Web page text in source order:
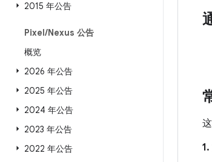
2015 年公告
Pixel/Nexus 公告
概览
2026 年公告
2025 年公告
2024 年公告
2023 年公告
2022 年公告